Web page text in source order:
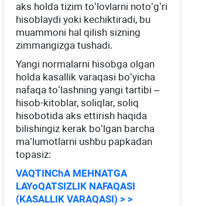
aks holda tizim toʻlovlarni notoʻgʻri
hisoblaydi yoki kechiktiradi, bu
muammoni hal qilish sizning
zimmangizga tushadi.
Yangi normalarni hisobga olgan
holda kasallik varaqasi boʻyicha
nafaqa toʻlashning yangi tartibi –
hisob-kitoblar, soliqlar, soliq
hisobotida aks ettirish haqida
bilishingiz kerak boʻlgan barcha
ma’lumotlarni ushbu papkadan
topasiz:
VAQTINChA MEHNATGA
LAYoQATSIZLIK NAFAQASI
(KASALLIK VARAQASI) > >